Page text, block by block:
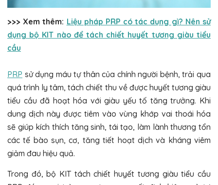
>>> Xem thêm: Liệu pháp PRP có tác dụng gì? Nên sử
dụng bộ KIT nào để tách chiết huyết tương giàu tiểu
cầu
PRP sử dụng máu tự thân của chính người bệnh, trải qua
quá trình ly tâm, tách chiết thu về được huyết tương giàu
tiểu cầu đã hoạt hóa với giàu yếu tố tăng trưởng. Khi
dung dịch này được tiêm vào vùng khớp vai thoái hóa
sẽ giúp kích thích tăng sinh, tái tạo, làm lành thương tổn
các tế bào sụn, cơ, tăng tiết hoạt dịch và kháng viêm
giảm đau hiệu quả.
Trong đó, bộ KIT tách chiết huyết tương giàu tiểu cầu